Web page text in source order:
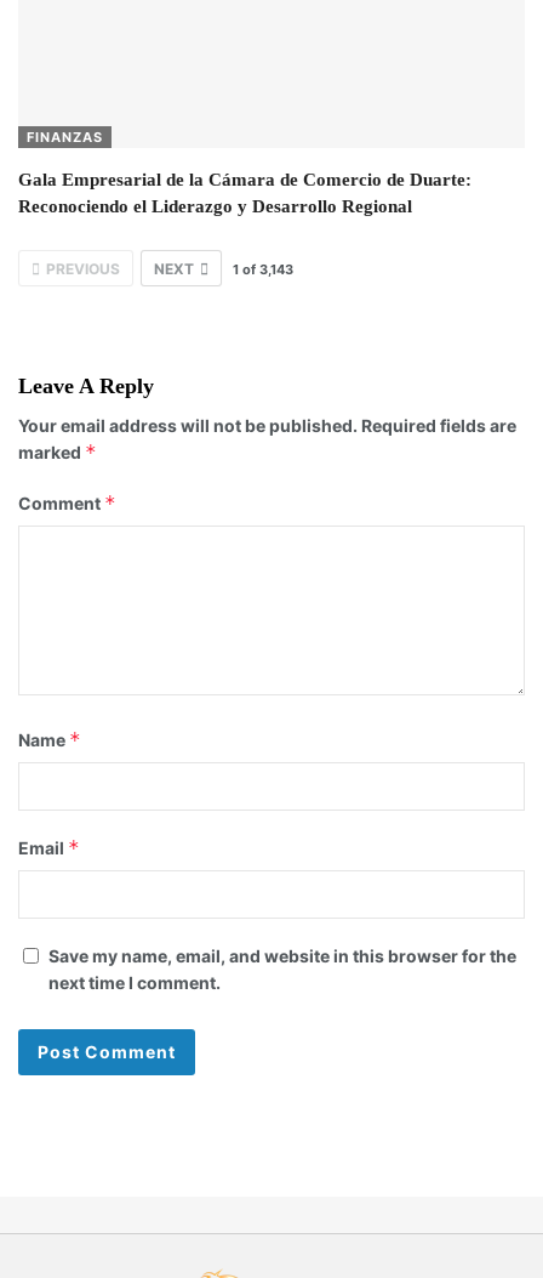
FINANZAS
Gala Empresarial de la Cámara de Comercio de Duarte:
Reconociendo el Liderazgo y Desarrollo Regional
PREVIOUS NEXT 1 of 3,143
Leave A Reply
Your email address will not be published. Required fields are
marked *
Comment *
Name *
Email *
Save my name, email, and website in this browser for the
next time I comment.